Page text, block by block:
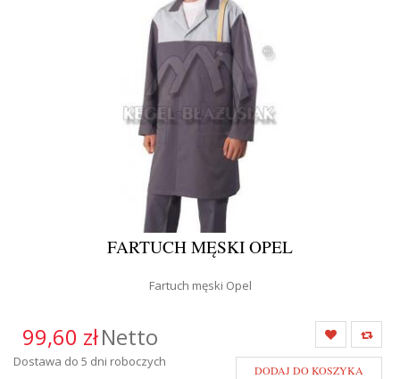
FARTUCH MĘSKI OPEL
Fartuch męski Opel
99,60 złNetto
Dostawa do 5 dni roboczych
DODAJ DO KOSZYKA